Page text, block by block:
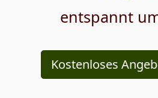
entspannt
Kostenloses